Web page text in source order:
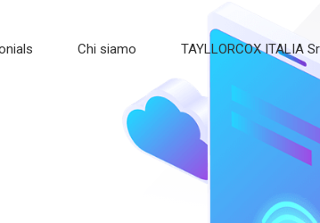
Chi siamo TAYLLORCOX ITALIA Srl